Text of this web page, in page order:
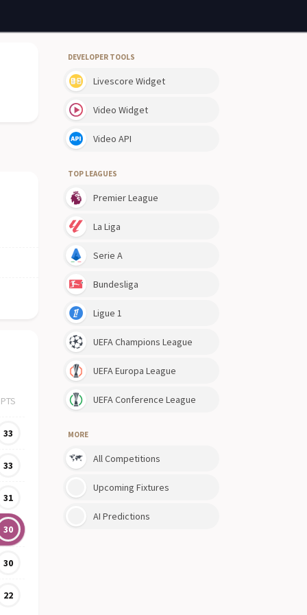
DEVELOPER TOOLS
Livescore Widget
Video Widget
Video API
TOP LEAGUES
Premier League
La Liga
Serie A
Bundesliga
Ligue 1
UEFA Champions League
UEFA Europa League
UEFA Conference League
MORE
All Competitions
Upcoming Fixtures
AI Predictions
PTS
33
33
31
30
30
22